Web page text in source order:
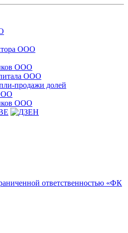
ООО
ООО
ООО
продажи долей
ООО
ответственностью «ФК